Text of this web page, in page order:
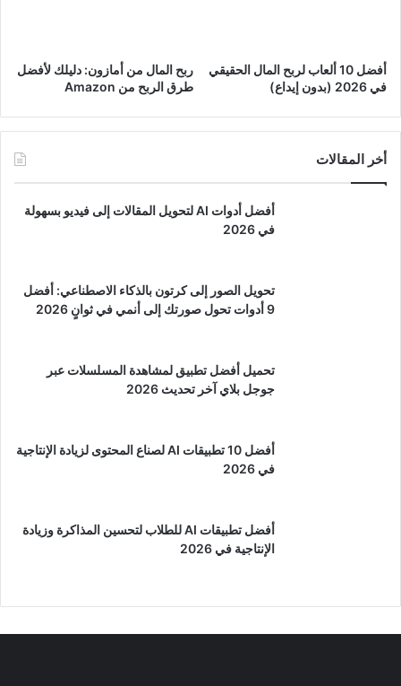
أفضل 10 ألعاب لربح المال الحقيقي
في 2026 (بدون إيداع)
ربح المال من أمازون: دليلك لأفضل
طرق الربح من Amazon
أخر المقالات
أفضل أدوات AI لتحويل المقالات إلى فيديو بسهولة
في 2026
تحويل الصور إلى كرتون بالذكاء الاصطناعي: أفضل
9 أدوات تحول صورتك إلى أنمي في ثوانٍ 2026
تحميل أفضل تطبيق لمشاهدة المسلسلات عبر
جوجل بلاي آخر تحديث 2026
أفضل 10 تطبيقات AI لصناع المحتوى لزيادة الإنتاجية
في 2026
أفضل تطبيقات AI للطلاب لتحسين المذاكرة وزيادة
الإنتاجية في 2026